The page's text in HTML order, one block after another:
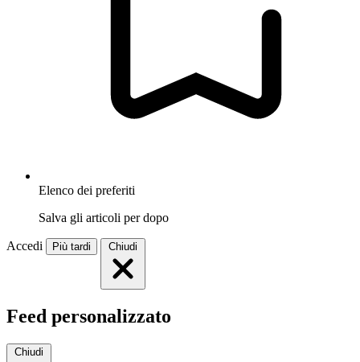
Elenco dei preferiti
Salva gli articoli per dopo
Accedi Più tardi Chiudi
Feed personalizzato
Chiudi